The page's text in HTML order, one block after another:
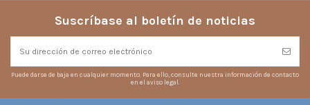
Suscríbase al boletín de noticias
Puede darse de baja en cualquier momento. Para ello, consulte nuestra información de contacto
en el aviso legal.